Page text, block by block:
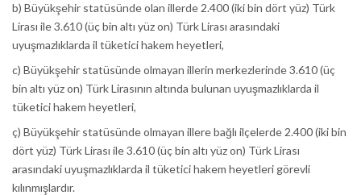
b) Büyükşehir statüsünde olan illerde 2.400 (iki bin dört yüz) Türk
Lirası ile 3.610 (üç bin altı yüz on) Türk Lirası arasındaki
uyuşmazlıklarda il tüketici hakem heyetleri,
c) Büyükşehir statüsünde olmayan illerin merkezlerinde 3.610 (üç
bin altı yüz on) Türk Lirasının altında bulunan uyuşmazlıklarda il
tüketici hakem heyetleri,
ç) Büyükşehir statüsünde olmayan illere bağlı ilçelerde 2.400 (iki bin
dört yüz) Türk Lirası ile 3.610 (üç bin altı yüz on) Türk Lirası
arasındaki uyuşmazlıklarda il tüketici hakem heyetleri görevli
kılınmışlardır.